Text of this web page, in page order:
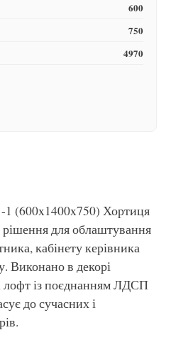
600
750
4970
(600x1400x750) Хортиця
для облаштування
кабінету керівника
Виконано в декорі
лофт із поєднанням ЛДСП
до сучасних і